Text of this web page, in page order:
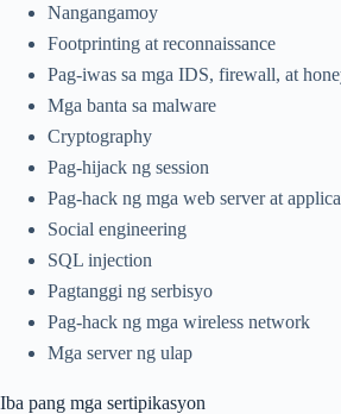
Nangangamoy
Footprinting at reconnaissance
Pag-iwas sa mga IDS, firewall, at
Mga banta sa malware
Cryptography
Pag-hijack ng session
Pag-hack ng mga web server at
Social engineering
SQL injection
Pagtanggi ng serbisyo
Pag-hack ng mga wireless network
Mga server ng ulap
Iba pang mga sertipikasyon